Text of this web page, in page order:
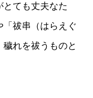
ても丈夫なた
祓串（はらえぐ
れを祓うものと